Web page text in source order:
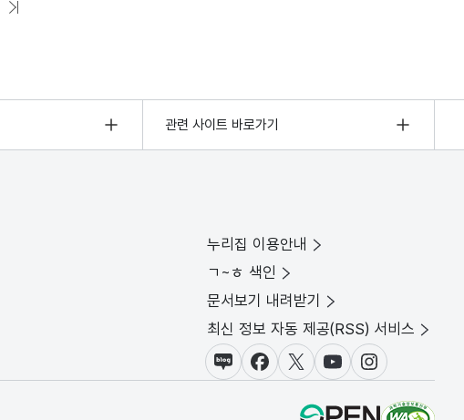
관련 사이트 바로가기
누리집 이용안내
ㄱ~ㅎ 색인
문서보기 내려받기
최신 정보 자동 제공(RSS) 서비스
블로그페이스북X(트위터)
유튜브인스타그램